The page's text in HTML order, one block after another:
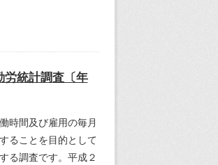
労統計調査〔年
時間及び雇用の毎月
ることを目的として
る調査です。平成２